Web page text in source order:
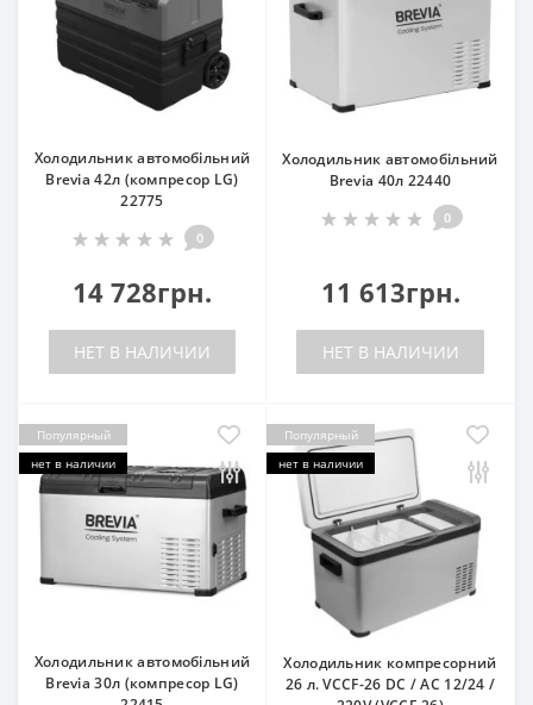
Холодильник автомобільний
Brevia 42л (компресор LG)
22775
0
14 728грн.
НЕТ В НАЛИЧИИ
Холодильник автомобільний
Brevia 40л 22440
0
11 613грн.
НЕТ В НАЛИЧИИ
Популярный
нет в наличии
Холодильник автомобільний
Brevia 30л (компресор LG)
Популярный
нет в наличии
Холодильник компресорний
26 л. VCCF-26 DC / AC 12/24 /